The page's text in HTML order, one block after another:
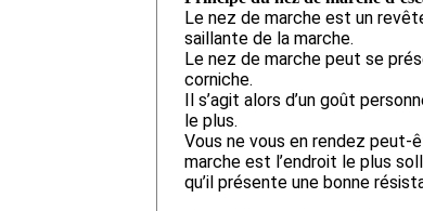
Le nez de marche est un
saillante de la marche.
Le nez de marche peut se
corniche.
Il s’agit alors d’un goût
le plus.
Vous ne vous en rendez
marche est l’endroit le plus
qu’il présente une bonne